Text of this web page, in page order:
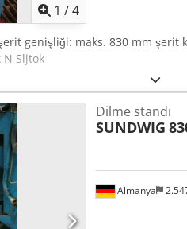
1 /4
genişliği: maks. 830 mm şerit
N Sljtok
Almanya
Dilme standı
SUNDWIG